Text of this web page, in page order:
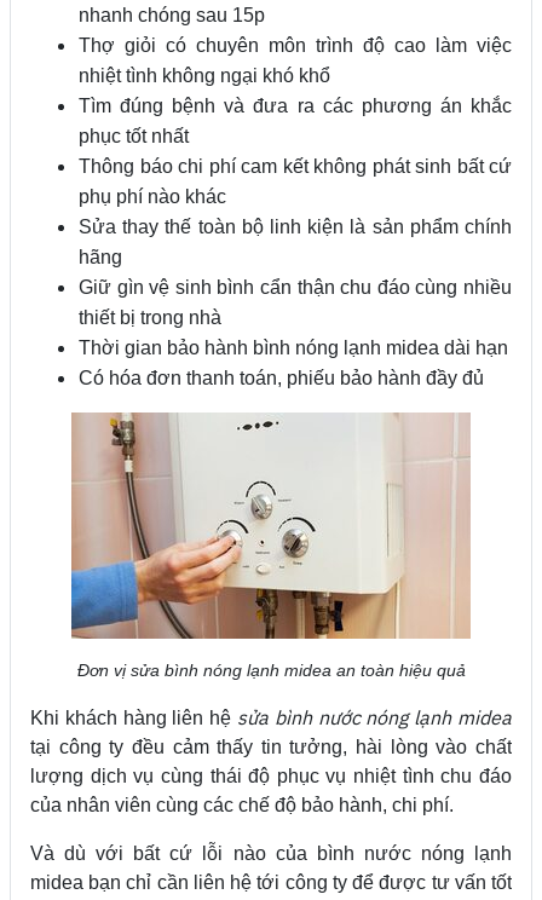
nhanh chóng sau 15p
Thợ giỏi có chuyên môn trình độ cao làm việc
nhiệt tình không ngại khó khổ
Tìm đúng bệnh và đưa ra các phương án khắc
phục tốt nhất
Thông báo chi phí cam kết không phát sinh bất cứ
phụ phí nào khác
Sửa thay thế toàn bộ linh kiện là sản phẩm chính
hãng
Giữ gìn vệ sinh bình cẩn thận chu đáo cùng nhiều
thiết bị trong nhà
Thời gian bảo hành bình nóng lạnh midea dài hạn
Có hóa đơn thanh toán, phiếu bảo hành đầy đủ
Đơn vị sửa bình nóng lạnh midea an toàn hiệu quả
Khi khách hàng liên hệ sửa bình nước nóng lạnh midea
tại công ty đều cảm thấy tin tưởng, hài lòng vào chất
lượng dịch vụ cùng thái độ phục vụ nhiệt tình chu đáo
của nhân viên cùng các chế độ bảo hành, chi phí.
Và dù với bất cứ lỗi nào của bình nước nóng lạnh
midea bạn chỉ cần liên hệ tới công ty để được tư vấn tốt